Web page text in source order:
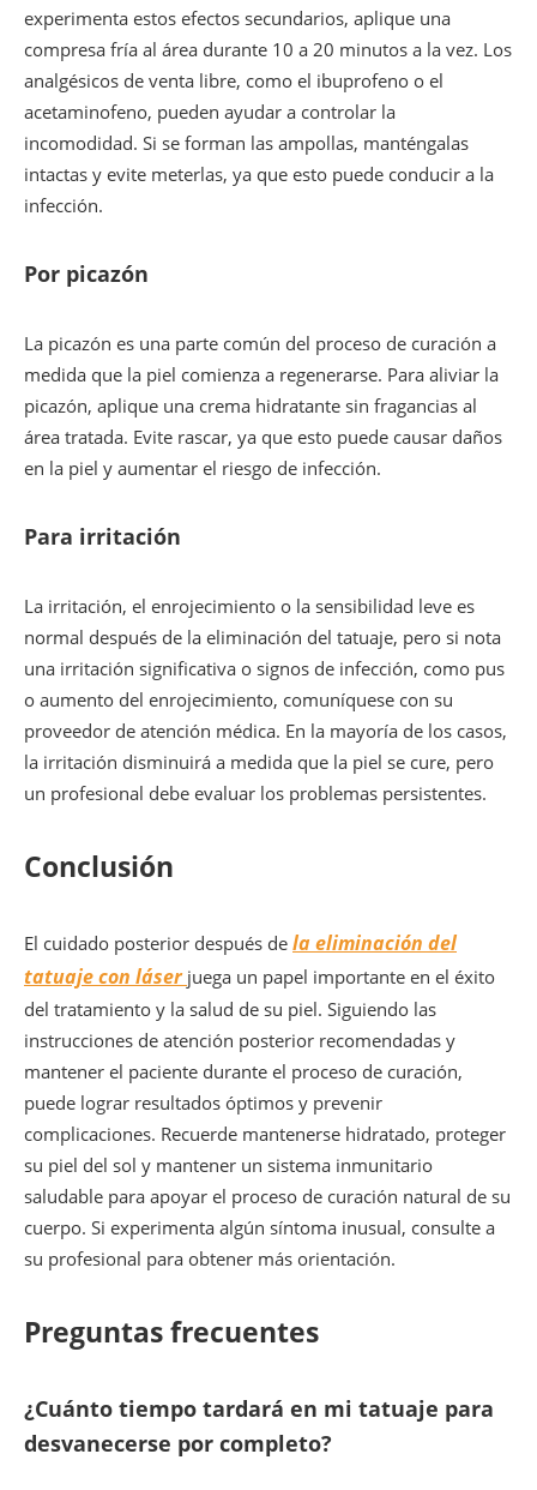
experimenta estos efectos secundarios, aplique una
compresa fría al área durante 10 a 20 minutos a la vez. Los
analgésicos de venta libre, como el ibuprofeno o el
acetaminofeno, pueden ayudar a controlar la
incomodidad. Si se forman las ampollas, manténgalas
intactas y evite meterlas, ya que esto puede conducir a la
infección.
Por picazón
La picazón es una parte común del proceso de curación a
medida que la piel comienza a regenerarse. Para aliviar la
picazón, aplique una crema hidratante sin fragancias al
área tratada. Evite rascar, ya que esto puede causar daños
en la piel y aumentar el riesgo de infección.
Para irritación
La irritación, el enrojecimiento o la sensibilidad leve es
normal después de la eliminación del tatuaje, pero si nota
una irritación significativa o signos de infección, como pus
o aumento del enrojecimiento, comuníquese con su
proveedor de atención médica. En la mayoría de los casos,
la irritación disminuirá a medida que la piel se cure, pero
un profesional debe evaluar los problemas persistentes.
Conclusión
El cuidado posterior después de la eliminación del
tatuaje con láser juega un papel importante en el éxito
del tratamiento y la salud de su piel. Siguiendo las
instrucciones de atención posterior recomendadas y
mantener el paciente durante el proceso de curación,
puede lograr resultados óptimos y prevenir
complicaciones. Recuerde mantenerse hidratado, proteger
su piel del sol y mantener un sistema inmunitario
saludable para apoyar el proceso de curación natural de su
cuerpo. Si experimenta algún síntoma inusual, consulte a
su profesional para obtener más orientación.
Preguntas frecuentes
¿Cuánto tiempo tardará en mi tatuaje para
desvanecerse por completo?